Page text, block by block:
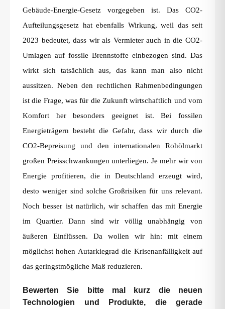
Gebäude-Energie-Gesetz vorgegeben ist. Das CO2-
Aufteilungsgesetz hat ebenfalls Wirkung, weil das seit
2023 bedeutet, dass wir als Vermieter auch in die CO2-
Umlagen auf fossile Brennstoffe einbezogen sind. Das
wirkt sich tatsächlich aus, das kann man also nicht
aussitzen. Neben den rechtlichen Rahmenbedingungen
ist die Frage, was für die Zukunft wirtschaftlich und vom
Komfort her besonders geeignet ist. Bei fossilen
Energieträgern besteht die Gefahr, dass wir durch die
CO2-Bepreisung und den internationalen Rohölmarkt
großen Preisschwankungen unterliegen. Je mehr wir von
Energie profitieren, die in Deutschland erzeugt wird,
desto weniger sind solche Großrisiken für uns relevant.
Noch besser ist natürlich, wir schaffen das mit Energie
im Quartier. Dann sind wir völlig unabhängig von
äußeren Einflüssen. Da wollen wir hin: mit einem
möglichst hohen Autarkiegrad die Krisenanfälligkeit auf
das geringstmögliche Maß reduzieren.
Bewerten Sie bitte mal kurz die neuen
Technologien und Produkte, die gerade